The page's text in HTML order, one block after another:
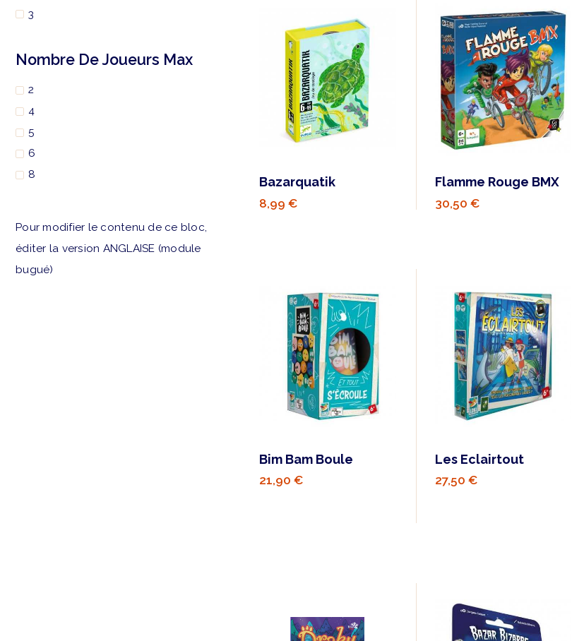
3
Nombre De Joueurs Max
2
4
5
6
8
Pour modifier le contenu de ce bloc,
éditer la version ANGLAISE (module
bugué)
Bazarquatik
8,99 €
Flamme Rouge BMX
30,50 €
Bim Bam Boule
21,90 €
Les Eclairtout
27,50 €